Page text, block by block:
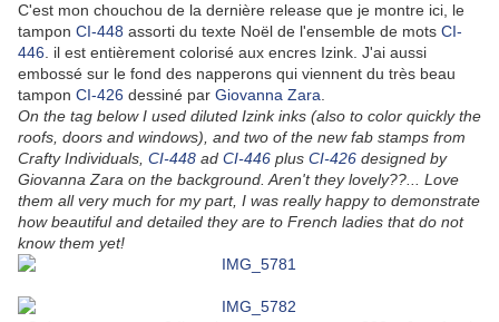
C'est mon chouchou de la dernière release que je montre ici, le
tampon CI-448 assorti du texte Noël de l'ensemble de mots CI-
446 . il est entièrement colorisé aux encres Izink. J'ai aussi
embossé sur le fond des napperons qui viennent du très beau
tampon CI-426 dessiné par Giovanna Zara
On the tag below I used diluted Izink inks (also to color quickly the
roofs, doors and windows), and two of the new fab stamps from
Crafty Individuals, CI-448 ad CI-446 plus CI-426 designed by
Giovanna Zara on the background. Aren't they lovely??... Love
them all very much for my part, I was really happy to demonstrate
how beautiful and detailed they are to French ladies that do not
know them yet!